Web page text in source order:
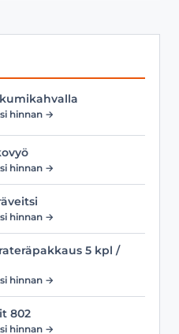
hinnan →
hinnan →
hinnan →
5 kpl /
hinnan →
802
hinnan →